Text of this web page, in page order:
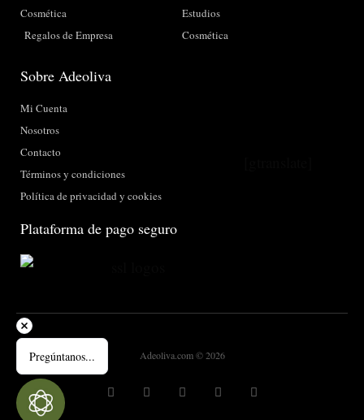
Cosmética
Regalos de Empresa
Estudios
Cosmética
Sobre Adeoliva
Mi Cuenta
Nosotros
Contacto
Términos y condiciones
Política de privacidad y cookies
Plataforma de pago seguro
Adeoliva.com © 2026
Pregúntanos...